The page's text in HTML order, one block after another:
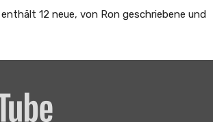
12 neue, von Ron geschriebene und